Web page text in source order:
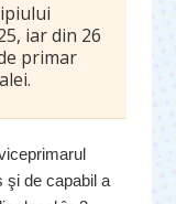
iar din 26
primar
şi de capabil a